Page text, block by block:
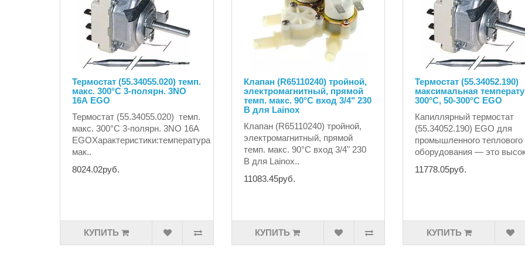
Термостат (55.34055.020) темп.
макс. 300°C 3-полярн. 3NO
16А EGO
Термостат (55.34055.020) темп.
макс. 300°C 3-полярн. 3NO 16А
EGOХарактеристики:температура
мак..
8024.02руб.
КУПИТЬ
Клапан (R65110240) тройной,
электромагнитный, прямой
темп. макс. 90°C вход 3/4" 230
В для Lainox
Клапан (R65110240) тройной,
электромагнитный, прямой
темп. макс. 90°C вход 3/4" 230
В для Lainox..
11083.45руб.
КУПИТЬ
Термостат (55.34052.190)
максимальная
300°C, 50-300°C EGO
Капиллярный термостат
(55.34052.190) EGO для
промышленного теплового
оборудования — это
11778.05руб.
КУПИТЬ